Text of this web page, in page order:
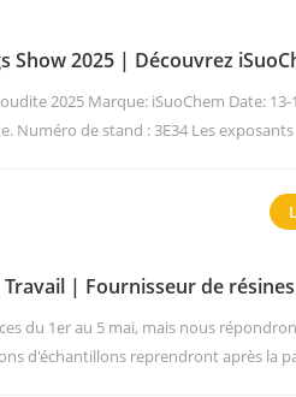
Show 2025 | Découvrez
revêtements et d'encres
2025 Marque: iSuoChem Date: 13-
Numéro de stand : 3E34 Les
| Fournisseur de
du 1er au 5 mai, mais nous
d'échantillons reprendront après la